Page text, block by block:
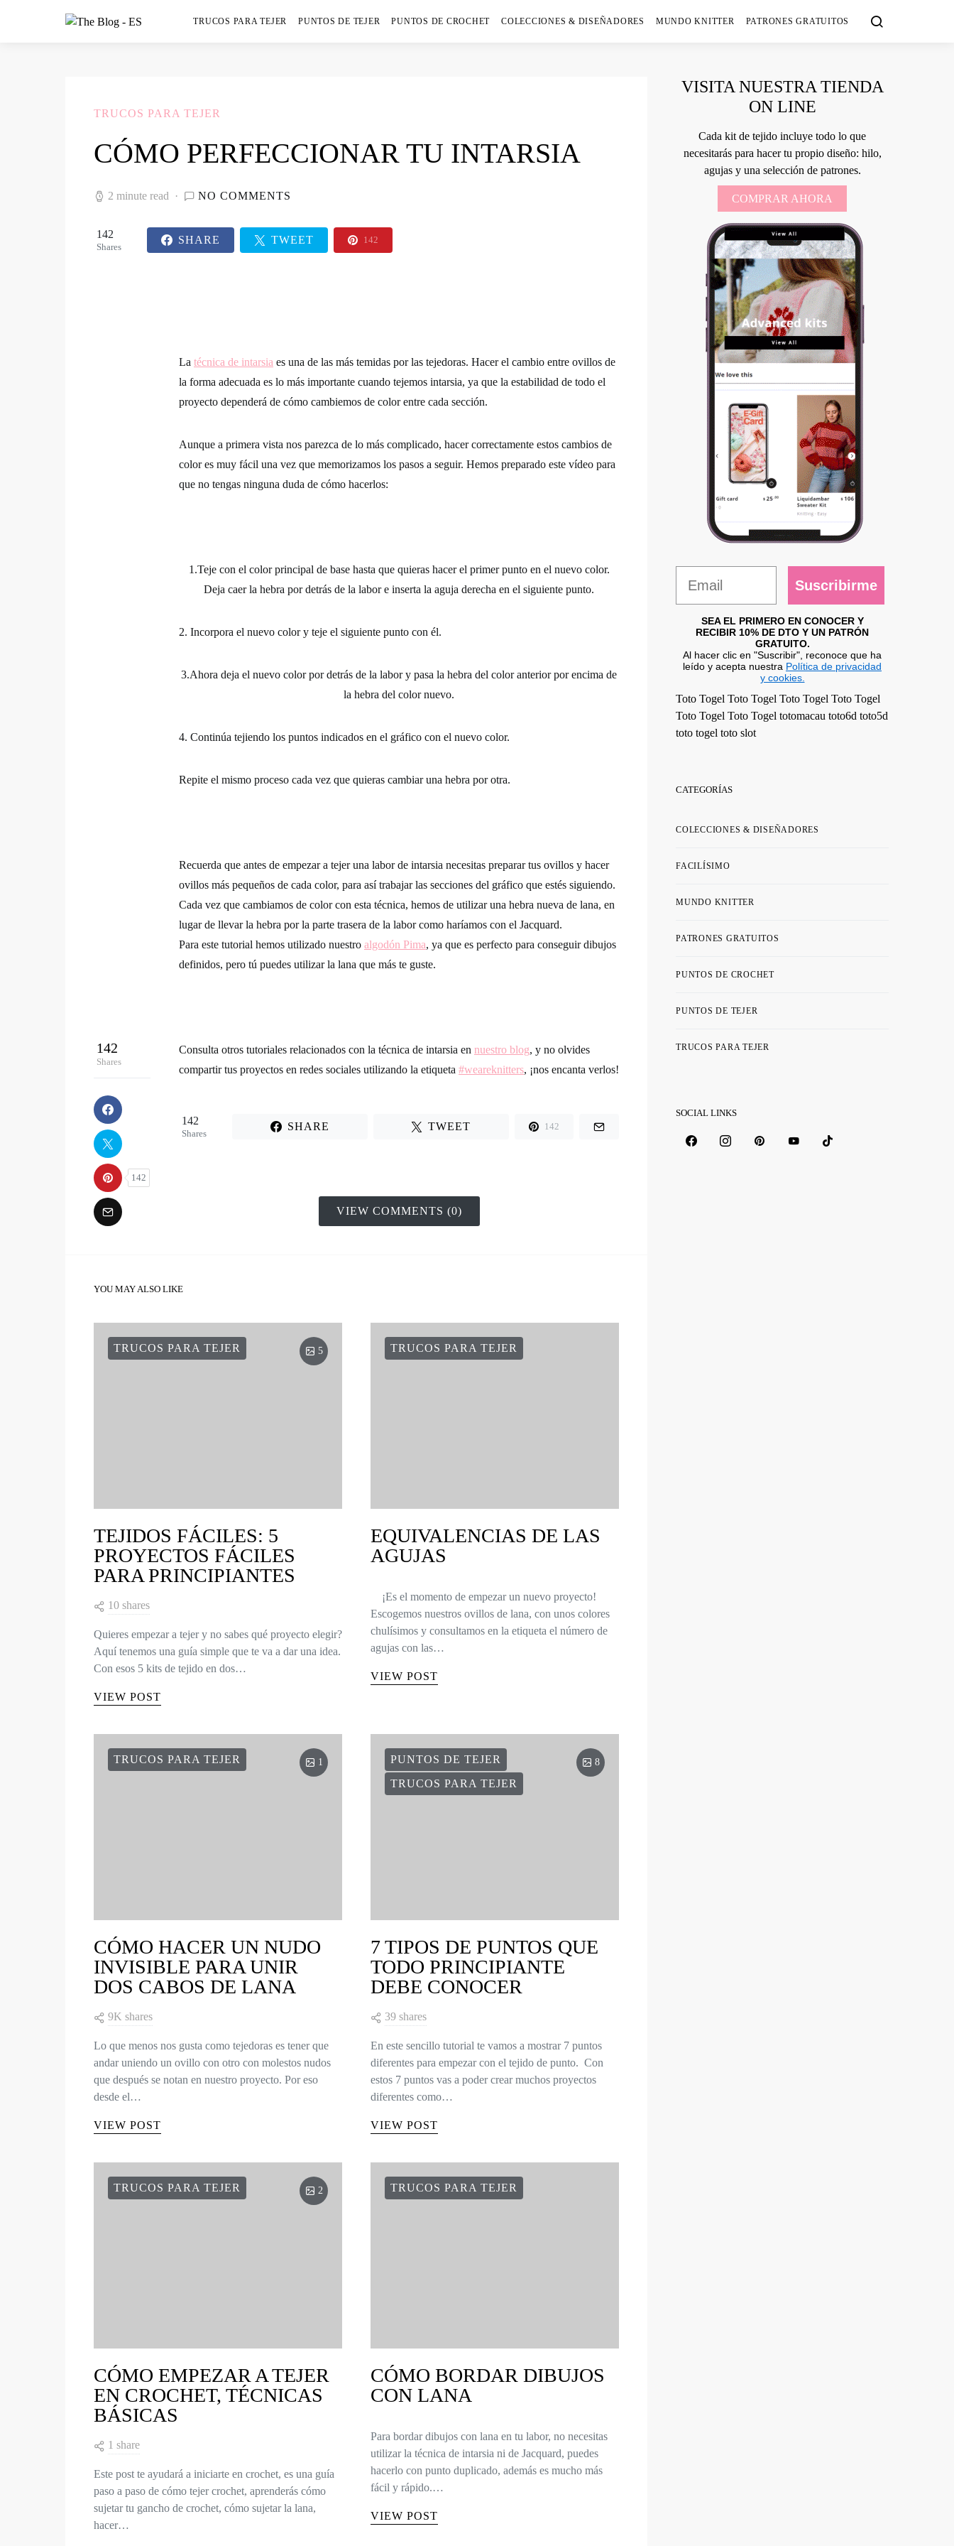
TRUCOS PARA TEJER PUNTOS DE TEJER PUNTOS DE CROCHET COLECCIONES & DISEÑADORES MUNDO KNITTER PATRONES GRATUITOS
TRUCOS PARA TEJER
CÓMO PERFECCIONAR TU INTARSIA
2 minute read NO COMMENTS
142
Shares
SHARE TWEET 142
142
Shares
142
La técnica de intarsia es una de las más temidas por las tejedoras. Hacer el cambio entre ovillos de
la forma adecuada es lo más importante cuando tejemos intarsia, ya que la estabilidad de todo el
proyecto dependerá de cómo cambiemos de color entre cada sección.
Aunque a primera vista nos parezca de lo más complicado, hacer correctamente estos cambios de
color es muy fácil una vez que memorizamos los pasos a seguir. Hemos preparado este vídeo para
que no tengas ninguna duda de cómo hacerlos:
1.Teje con el color principal de base hasta que quieras hacer el primer punto en el nuevo color.
Deja caer la hebra por detrás de la labor e inserta la aguja derecha en el siguiente punto.
2. Incorpora el nuevo color y teje el siguiente punto con él.
3.Ahora deja el nuevo color por detrás de la labor y pasa la hebra del color anterior por encima de
la hebra del color nuevo.
4. Continúa tejiendo los puntos indicados en el gráfico con el nuevo color.
Repite el mismo proceso cada vez que quieras cambiar una hebra por otra.
Recuerda que antes de empezar a tejer una labor de intarsia necesitas preparar tus ovillos y hacer
ovillos más pequeños de cada color, para así trabajar las secciones del gráfico que estés siguiendo.
Cada vez que cambiamos de color con esta técnica, hemos de utilizar una hebra nueva de lana, en
lugar de llevar la hebra por la parte trasera de la labor como haríamos con el Jacquard.
Para este tutorial hemos utilizado nuestro algodón Pima, ya que es perfecto para conseguir dibujos
definidos, pero tú puedes utilizar la lana que más te guste.
Consulta otros tutoriales relacionados con la técnica de intarsia en nuestro blog, y no olvides
compartir tus proyectos en redes sociales utilizando la etiqueta #weareknitters, ¡nos encanta verlos!
142
Shares
SHARE TWEET 142
VIEW COMMENTS (0)
YOU MAY ALSO LIKE
TRUCOS PARA TEJER 5
TEJIDOS FÁCILES: 5
PROYECTOS FÁCILES
PARA PRINCIPIANTES
10 shares
Quieres empezar a tejer y no sabes qué proyecto elegir?
Aquí tenemos una guía simple que te va a dar una idea.
Con esos 5 kits de tejido en dos…
VIEW POST
TRUCOS PARA TEJER
EQUIVALENCIAS DE LAS
AGUJAS
¡Es el momento de empezar un nuevo proyecto!
Escogemos nuestros ovillos de lana, con unos colores
chulísimos y consultamos en la etiqueta el número de
agujas con las…
VIEW POST
TRUCOS PARA TEJER 1
CÓMO HACER UN NUDO
INVISIBLE PARA UNIR
DOS CABOS DE LANA
9K shares
Lo que menos nos gusta como tejedoras es tener que
andar uniendo un ovillo con otro con molestos nudos
que después se notan en nuestro proyecto. Por eso
desde el…
VIEW POST
PUNTOS DE TEJER
TRUCOS PARA TEJER
8
7 TIPOS DE PUNTOS QUE
TODO PRINCIPIANTE
DEBE CONOCER
39 shares
En este sencillo tutorial te vamos a mostrar 7 puntos
diferentes para empezar con el tejido de punto. Con
estos 7 puntos vas a poder crear muchos proyectos
diferentes como…
VIEW POST
TRUCOS PARA TEJER 2
CÓMO EMPEZAR A TEJER
EN CROCHET, TÉCNICAS
BÁSICAS
1 share
Este post te ayudará a iniciarte en crochet, es una guía
paso a paso de cómo tejer crochet, aprenderás cómo
sujetar tu gancho de crochet, cómo sujetar la lana,
hacer…
TRUCOS PARA TEJER
CÓMO BORDAR DIBUJOS
CON LANA
Para bordar dibujos con lana en tu labor, no necesitas
utilizar la técnica de intarsia ni de Jacquard, puedes
hacerlo con punto duplicado, además es mucho más
fácil y rápido.…
VIEW POST
VISITA NUESTRA TIENDA
ON LINE
Cada kit de tejido incluye todo lo que
necesitarás para hacer tu propio diseño: hilo,
agujas y una selección de patrones.
COMPRAR AHORA
Suscribirme
SEA EL PRIMERO EN CONOCER Y
RECIBIR 10% DE DTO Y UN PATRÓN
GRATUITO.
Al hacer clic en "Suscribir", reconoce que ha
leído y acepta nuestra Política de privacidad
y cookies.
Toto Togel Toto Togel Toto Togel Toto Togel
Toto Togel Toto Togel totomacau toto6d toto5d
toto togel toto slot
CATEGORÍAS
COLECCIONES & DISEÑADORES
FACILÍSIMO
MUNDO KNITTER
PATRONES GRATUITOS
PUNTOS DE CROCHET
PUNTOS DE TEJER
TRUCOS PARA TEJER
SOCIAL LINKS